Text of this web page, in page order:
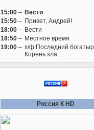
15:00 – Вести
15:50 – Привет, Андрей!
18:00 – Вести
18:50 – Местное время
19:00 – х/ф Последний
Корень зла
Россия К HD